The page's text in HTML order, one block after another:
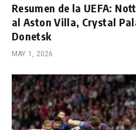
Resumen de la UEFA:
al Aston Villa, Crystal
Donetsk
MAY 1, 2026